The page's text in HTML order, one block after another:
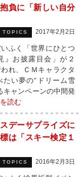
負に「新しい自分
TOPICS 2017年2月2日
ふく「世界にひとつ
』お披露目会」が２
れ、ＣＭキャラクタ
い夢の“ドリーム雪
キャンペーンの中間発
読む
デーサプライズに
は「スキー検定１
TOPICS 2016年2月3日